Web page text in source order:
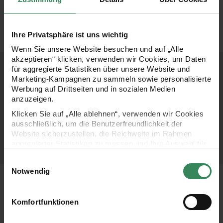
Ihre Privatsphäre ist uns wichtig
Wenn Sie unsere Website besuchen und auf „Alle
akzeptieren“ klicken, verwenden wir Cookies, um Daten
für aggregierte Statistiken über unsere Website und
Marketing-Kampagnen zu sammeln sowie personalisierte
Werbung auf Drittseiten und in sozialen Medien
anzuzeigen.
Klicken Sie auf „Alle ablehnen“, verwenden wir Cookies
ausschließlich, um die Benutzerfreundlichkeit der
Website sicherzustellen, die Reichweite im Rahmen
Ihre Einwilligung ist freiwillig und kann jederzeit über den
Link „Cookie-Einstellungen“ im Fußbereich der Seite
verwendeten Technologien und den Empfängern der
Daten finden Sie in unserer Datenschutzerklärung.
Notwendig
Komfortfunktionen
Zu den
Zu den